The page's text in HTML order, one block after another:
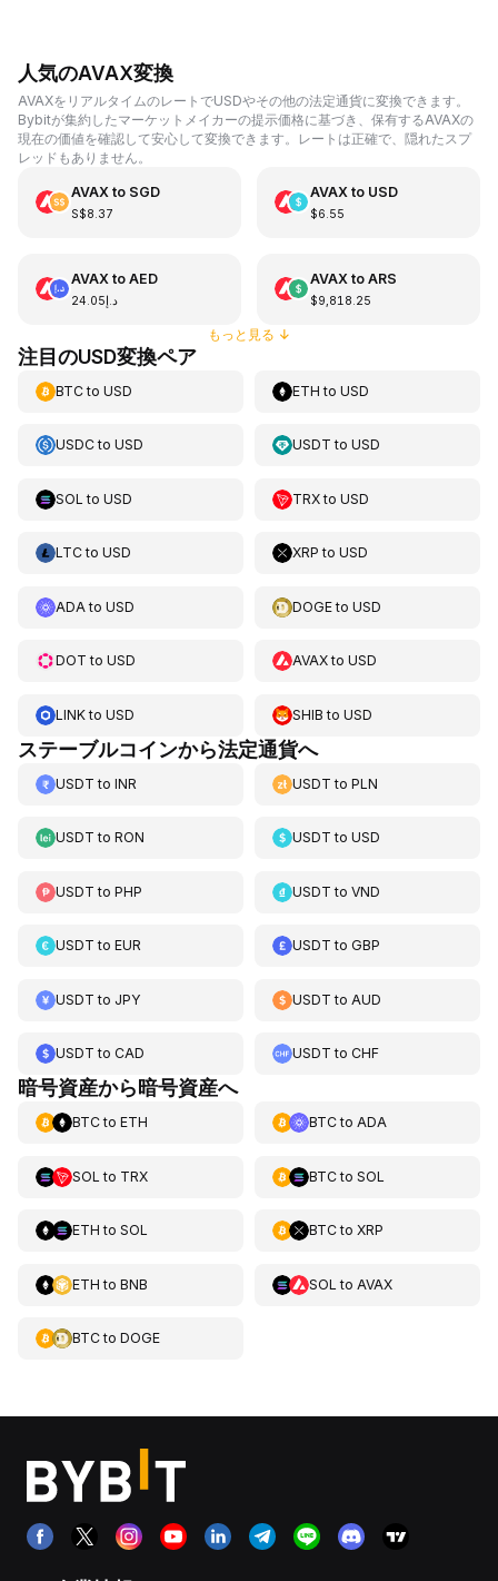
人気のAVAX変換
AVAXをリアルタイムのレートでUSDやその他の法定通貨に変換できます。
Bybitが集約したマーケットメイカーの提示価格に基づき、保有するAVAXの
現在の価値を確認して安心して変換できます。レートは正確で、隠れたスプ
レッドもありません。
AVAX to SGD
S$8.37
AVAX to USD
$6.55
AVAX to AED
د.إ24.05
AVAX to ARS
$9,818.25
もっと見る ↓
注目のUSD変換ペア
BTCto USD ETH toUSD
USDCto USD USDT toUSD
SOL to USD TRXtoUSD
LTCto USD XRP toUSD
ADA to USD DOGEtoUSD
DOT to USD AVAXtoUSD
LINKto USD SHIB toUSD
ステーブルコインから法定通貨へ
USDT to INR USDT toPLN
USDT to RON USDT toUSD
USDT to PHP USDT toVND
USDT to EUR USDT toGBP
USDT to JPY USDT to AUD
USDT to CAD USDT toCHF
暗号資産から暗号資産へ
BTCto ETH BTCto ADA
SOL to TRX BTCto SOL
ETH to SOL BTCto XRP
ETH to BNB SOL to AVAX
BTCto DOGE